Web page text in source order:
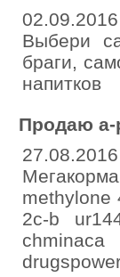
02.09.2016
Выбери
браги,
напитков
Продаю a-
27.08.2016
methylone
2c-b